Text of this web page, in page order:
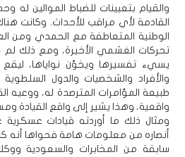
والقيام بتعيينات للضباط الموالين له
القادمة لأي مراقب للأحداث. وكانت
الوطنية المتعاطفة مع الحمدي ومن
تحركات الغشمي الأخيرة، ومع ذلك لم
يسيء تفسيرها ويخوِّن نواياها،
والأفراد والشخصيات والدول
طبيعة المؤامرات المترصدة له، ووعيه
واقعية، وهذا يشير إلى واقع القيادة
ومثال ذلك ما أوردته قيادات
أنصاره من معلومات هامة فحواها أنه
سابقة من المخابرات والسعودية